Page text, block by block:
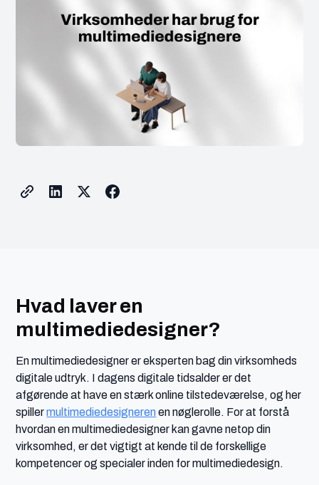
Hvad laver en
multimediedesigner?
En multimediedesigner er eksperten bag din virksomheds
digitale udtryk. I dagens digitale tidsalder er det
afgørende at have en stærk online tilstedeværelse, og her
spillermultimediedesignerenen nøglerolle. For at forstå
hvordan en multimediedesigner kan gavne netop din
virksomhed, er det vigtigt at kende til de forskellige
kompetencer og specialer inden for multimediedesign.